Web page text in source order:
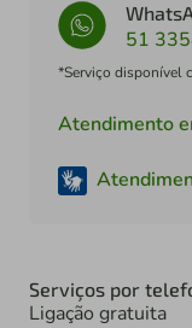
51
*Serviço disponível
Atendimento
Serviços por
Ligação gratuita